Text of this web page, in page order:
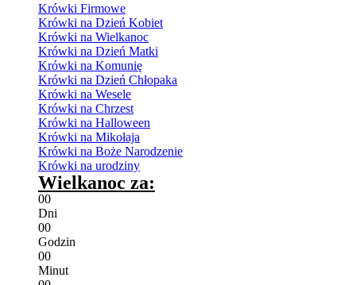
Krówki Firmowe
Krówki na Dzień Kobiet
Krówki na Wielkanoc
Krówki na Dzień Matki
Krówki na Komunię
Krówki na Dzień Chłopaka
Krówki na Wesele
Krówki na Chrzest
Krówki na Halloween
Krówki na Mikołaja
Krówki na Boże Narodzenie
Krówki na urodziny
Wielkanoc za:
00
Dni
00
Godzin
00
Minut